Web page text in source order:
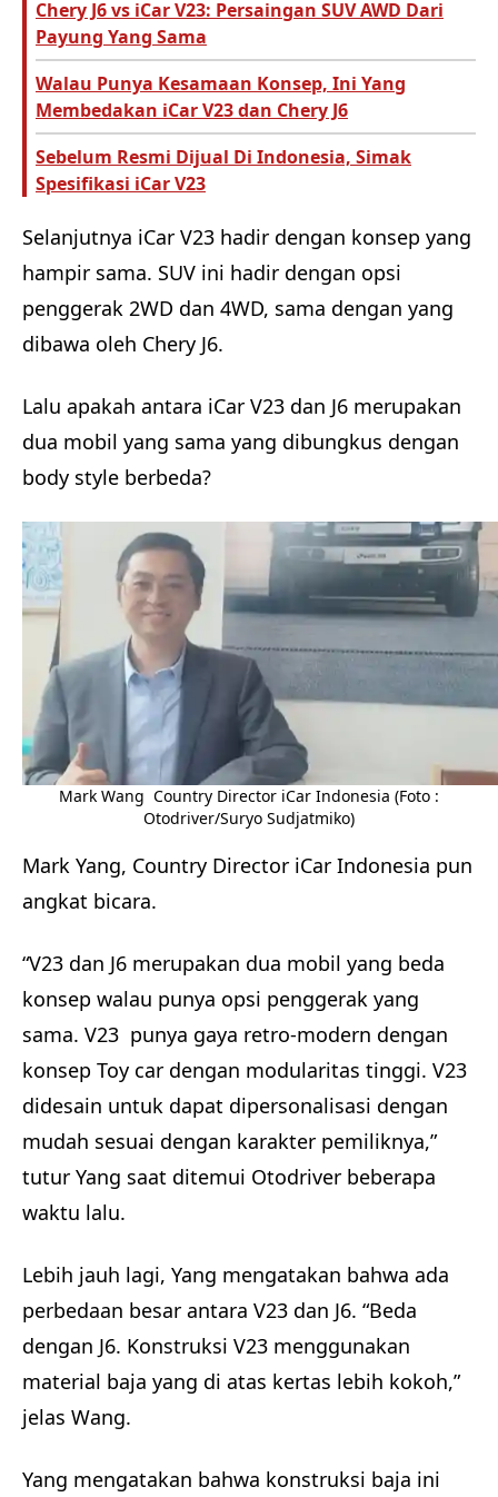
Chery J6 vs iCar V23: Persaingan SUV AWD Dari
Payung Yang Sama
Walau Punya Kesamaan Konsep, Ini Yang
Membedakan iCar V23 dan Chery J6
Sebelum Resmi Dijual Di Indonesia, Simak
Spesifikasi iCar V23
Selanjutnya iCar V23 hadir dengan konsep yang
hampir sama. SUV ini hadir dengan opsi
penggerak 2WD dan 4WD, sama dengan yang
dibawa oleh Chery J6.
Lalu apakah antara iCar V23 dan J6 merupakan
dua mobil yang sama yang dibungkus dengan
body style berbeda?
Mark Wang Country Director iCar Indonesia (Foto :
Otodriver/Suryo Sudjatmiko)
Mark Yang, Country Director iCar Indonesia pun
angkat bicara.
“V23 dan J6 merupakan dua mobil yang beda
konsep walau punya opsi penggerak yang
sama. V23 punya gaya retro-modern dengan
konsep Toy car dengan modularitas tinggi. V23
didesain untuk dapat dipersonalisasi dengan
mudah sesuai dengan karakter pemiliknya,”
tutur Yang saat ditemui Otodriver beberapa
waktu lalu.
Lebih jauh lagi, Yang mengatakan bahwa ada
perbedaan besar antara V23 dan J6. “Beda
dengan J6. Konstruksi V23 menggunakan
material baja yang di atas kertas lebih kokoh,”
jelas Wang.
Yang mengatakan bahwa konstruksi baja ini